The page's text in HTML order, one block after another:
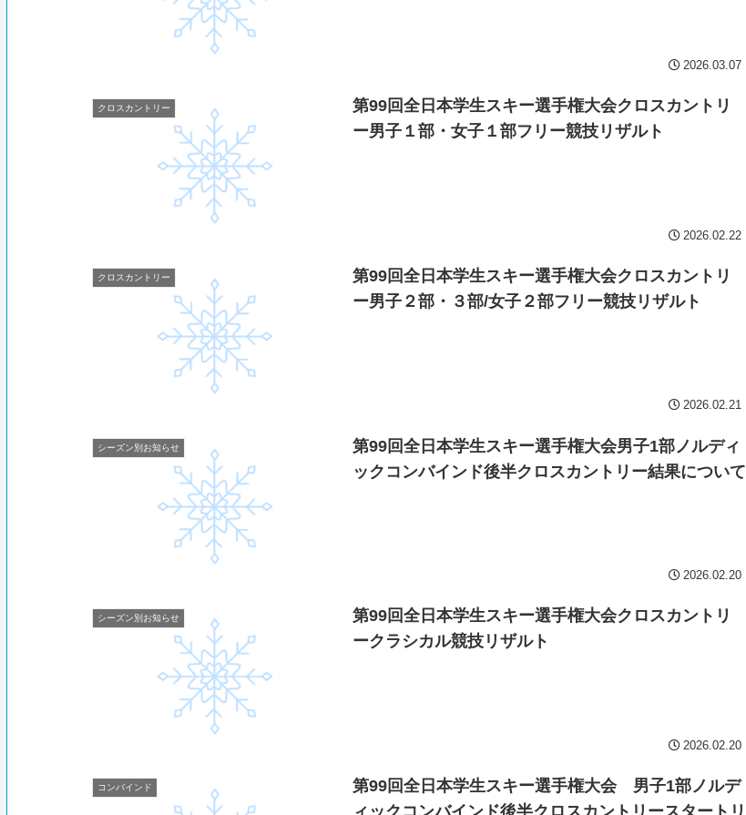
2026.03.07
クロスカントリー
第99回全日本学生スキー選手権大会クロスカントリ
ー男子１部・女子１部フリー競技リザルト
2026.02.22
クロスカントリー
第99回全日本学生スキー選手権大会クロスカントリ
ー男子２部・３部/女子２部フリー競技リザルト
2026.02.21
シーズン別お知らせ
第99回全日本学生スキー選手権大会男子1部ノルディ
ックコンバインド後半クロスカントリー結果について
2026.02.20
シーズン別お知らせ
第99回全日本学生スキー選手権大会クロスカントリ
ークラシカル競技リザルト
2026.02.20
コンバインド
第99回全日本学生スキー選手権大会 男子1部ノルデ